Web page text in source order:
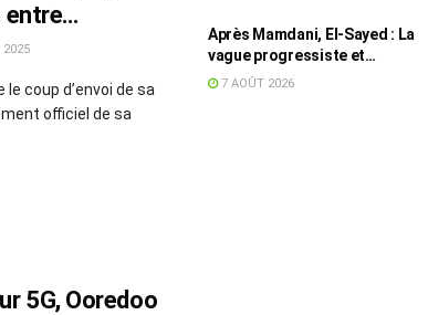
entre
le coup d’envoi de sa
officiel de sa
5G, Ooredoo
Après Mamdani, El-Sayed : La
vague progressiste et
musulmane résiste à l’argent de
7 AOÛT 2026